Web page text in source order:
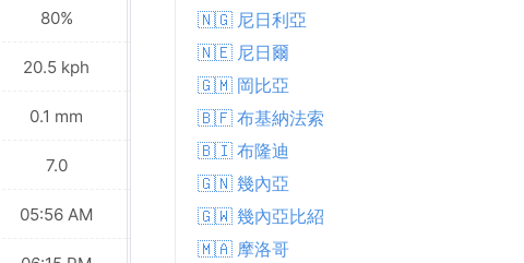
80%
20.5 kph
0.1 mm
7.0
05:56 AM
83%
20.5 kph
0.1 mm
5.0
05:56 AM
🇳🇬 尼日利亞
🇳🇪 尼日爾
🇬🇲 岡比亞
🇧🇫 布基納法索
🇧🇮 布隆迪
🇬🇳 幾內亞
🇬🇼 幾內亞比紹
🇲🇦 摩洛哥